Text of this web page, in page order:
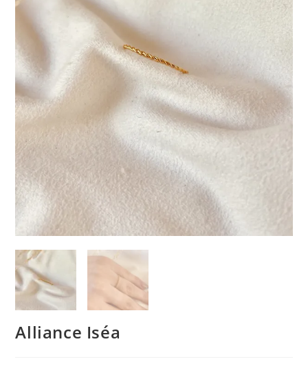
Alliance Iséa